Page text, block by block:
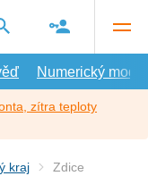
Numerický model
zítra teploty
kraj Zdice